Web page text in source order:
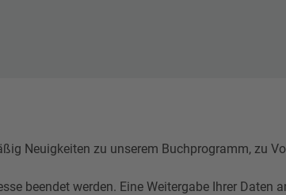
Neuigkeiten zu unserem Buchprogramm, zu
beendet werden. Eine Weitergabe Ihrer Daten